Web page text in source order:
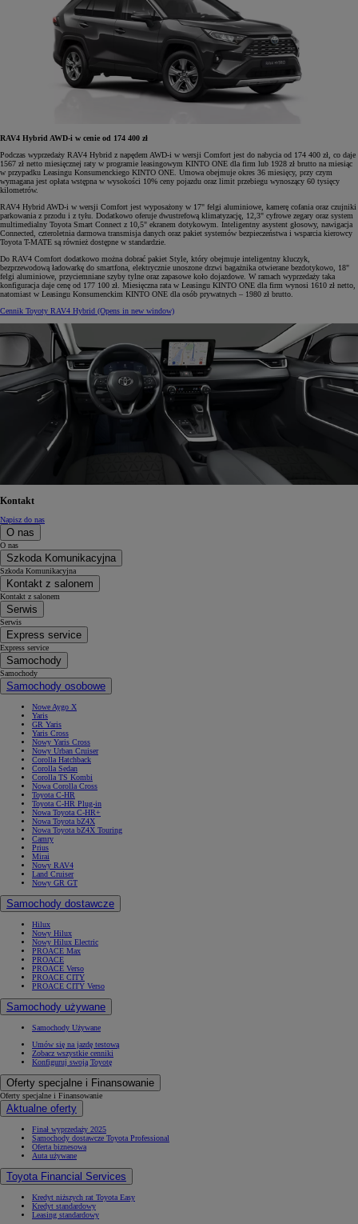
RAV4 Hybrid AWD-i w cenie od 174 400 zł
Podczas wyprzedaży RAV4 Hybrid z napędem AWD-i w wersji Comfort jest do nabycia od 174 400 zł, co daje
1567 zł netto miesięcznej raty w programie leasingowym KINTO ONE dla firm lub 1928 zł brutto na miesiąc
w przypadku Leasingu Konsumenckiego KINTO ONE. Umowa obejmuje okres 36 miesięcy, przy czym
wymagana jest opłata wstępna w wysokości 10% ceny pojazdu oraz limit przebiegu wynoszący 60 tysięcy
kilometrów.
RAV4 Hybrid AWD-i w wersji Comfort jest wyposażony w 17" felgi aluminiowe, kamerę cofania oraz czujniki
parkowania z przodu i z tyłu. Dodatkowo oferuje dwustrefową klimatyzację, 12,3" cyfrowe zegary oraz system
multimedialny Toyota Smart Connect z 10,5" ekranem dotykowym. Inteligentny asystent głosowy, nawigacja
Connected, czteroletnia darmowa transmisja danych oraz pakiet systemów bezpieczeństwa i wsparcia kierowcy
Toyota T-MATE są również dostępne w standardzie.
Do RAV4 Comfort dodatkowo można dobrać pakiet Style, który obejmuje inteligentny kluczyk,
bezprzewodową ładowarkę do smartfona, elektrycznie unoszone drzwi bagażnika otwierane bezdotykowo, 18"
felgi aluminiowe, przyciemniane szyby tylne oraz zapasowe koło dojazdowe. W ramach wyprzedaży taka
konfiguracja daje cenę od 177 100 zł. Miesięczna rata w Leasingu KINTO ONE dla firm wynosi 1610 zł netto,
natomiast w Leasingu Konsumenckim KINTO ONE dla osób prywatnych – 1980 zł brutto.
Cennik Toyoty RAV4 Hybrid (Opens in new window)
Kontakt
Napisz do nas
O nas
O nas
Szkoda Komunikacyjna
Szkoda Komunikacyjna
Kontakt z salonem
Kontakt z salonem
Serwis
Serwis
Express service
Express service
Samochody
Samochody
Samochody osobowe
Nowe Aygo X
Yaris
GR Yaris
Yaris Cross
Nowy Yaris Cross
Nowy Urban Cruiser
Corolla Hatchback
Corolla Sedan
Corolla TS Kombi
Nowa Corolla Cross
Toyota C-HR
Toyota C-HR Plug-in
Nowa Toyota C-HR+
Nowa Toyota bZ4X
Nowa Toyota bZ4X Touring
Camry
Prius
Mirai
Nowy RAV4
Land Cruiser
Nowy GR GT
Samochody dostawcze
Hilux
Nowy Hilux
Nowy Hilux Electric
PROACE Max
PROACE
PROACE Verso
PROACE CITY
PROACE CITY Verso
Samochody używane
Samochody Używane
Umów się na jazdę testową
Zobacz wszystkie cenniki
Konfiguruj swoją Toyotę
Oferty specjalne i Finansowanie
Oferty specjalne i Finansowanie
Aktualne oferty
Finał wyprzedaży 2025
Samochody dostawcze Toyota Professional
Oferta biznesowa
Auta używane
Toyota Financial Services
Kredyt niższych rat Toyota Easy
Kredyt standardowy
Leasing standardowy